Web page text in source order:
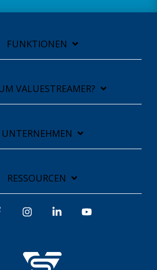
FUNKTIONEN
VALUESTREAMER?
UNTERNEHMEN
RESSOURCEN
FacebookInstagramLinkedin